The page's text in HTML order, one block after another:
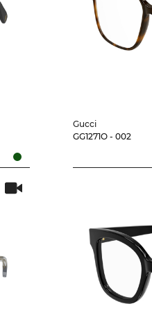
Gucci
GG1271O - 002